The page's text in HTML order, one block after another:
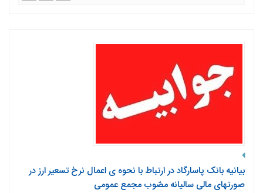
بیانیه بانک پاسارگاد در ارتباط با نحوه ی اعمال نرخ تسعیر ارز در
صورتهای مالی سالیانه مصّوب مجمع عمومی